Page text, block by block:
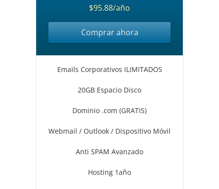
$95.88/año
Comprar ahora
Emails Corporativos ILIMITADOS
20GB Espacio Disco
Dominio .com (GRATIS)
Webmail / Outlook / Dispositivo Móvil
Anti SPAM Avanzado
Hosting 1año